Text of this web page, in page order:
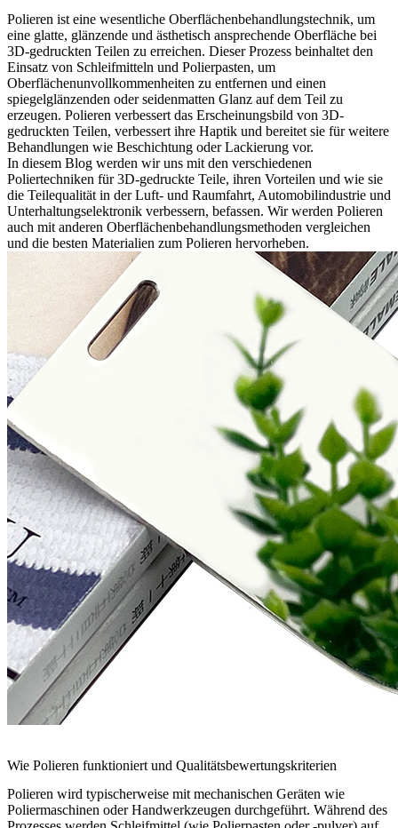
Polieren ist eine wesentliche Oberflächenbehandlungstechnik, um
eine glatte, glänzende und ästhetisch ansprechende Oberfläche bei
3D-gedruckten Teilen zu erreichen. Dieser Prozess beinhaltet den
Einsatz von Schleifmitteln und Polierpasten, um
Oberflächenunvollkommenheiten zu entfernen und einen
spiegelglänzenden oder seidenmatten Glanz auf dem Teil zu
erzeugen. Polieren verbessert das Erscheinungsbild von 3D-
gedruckten Teilen, verbessert ihre Haptik und bereitet sie für weitere
Behandlungen wie Beschichtung oder Lackierung vor.
In diesem Blog werden wir uns mit den verschiedenen
Poliertechniken für 3D-gedruckte Teile, ihren Vorteilen und wie sie
die Teilequalität in der Luft- und Raumfahrt, Automobilindustrie und
Unterhaltungselektronik verbessern, befassen. Wir werden Polieren
auch mit anderen Oberflächenbehandlungsmethoden vergleichen
und die besten Materialien zum Polieren hervorheben.
Wie Polieren funktioniert und Qualitätsbewertungskriterien
Polieren wird typischerweise mit mechanischen Geräten wie
Poliermaschinen oder Handwerkzeugen durchgeführt. Während des